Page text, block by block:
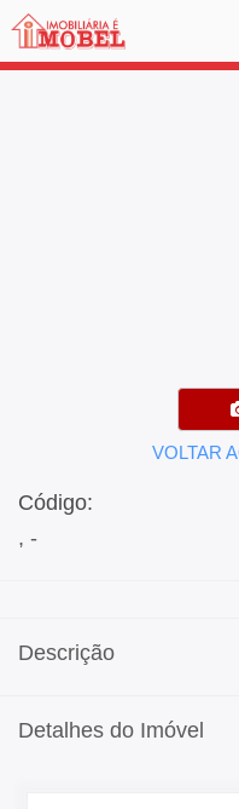
VOLTAR
Código:
, -
Descrição
Detalhes do Imóvel